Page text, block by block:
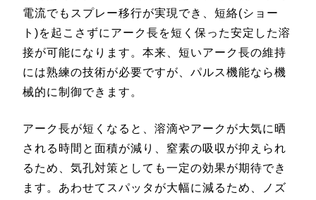
電流でもスプレー移行が実現でき、短絡(ショー
ト)を起こさずにアーク長を短く保った安定した溶
接が可能になります。本来、短いアーク長の維持
には熟練の技術が必要ですが、パルス機能なら機
械的に制御できます。
アーク長が短くなると、溶滴やアークが大気に晒
される時間と面積が減り、窒素の吸収が抑えられ
るため、気孔対策としても一定の効果が期待でき
ます。あわせてスパッタが大幅に減るため、ノズ